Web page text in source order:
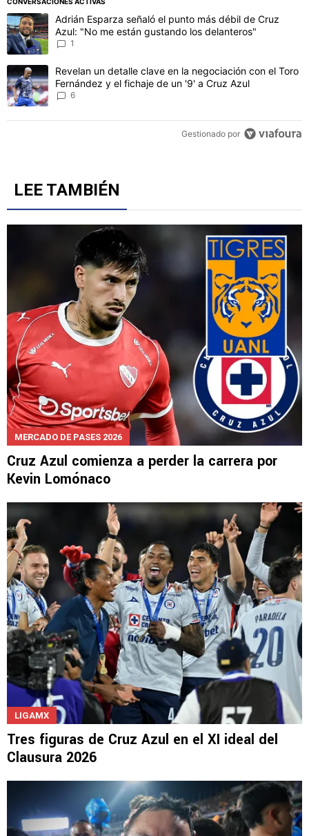
CONVERSACIONES ACTIVAS
Este listado muestra los artículos con más comentarios en los
Un artículo de tendencia con el título "Adrián Esparza señaló el
Adrián Esparza señaló el punto más débil de Cruz
Azul: "No me están gustando los delanteros"
Un artículo de tendencia con el título "Revelan un detalle clave
Revelan un detalle clave en la negociación con el Toro
LEE TAMBIÉN
Cruz Azul comienza a perder la carrera por
Kevin Lomónaco
Tres figuras de Cruz Azul en el XI ideal del
Clausura 2026